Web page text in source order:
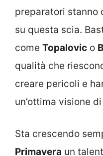
preparatori stanno
su questa scia.
come Topalovic o
qualità che
creare pericoli e
un’ottima visione
Sta crescendo
Primavera un